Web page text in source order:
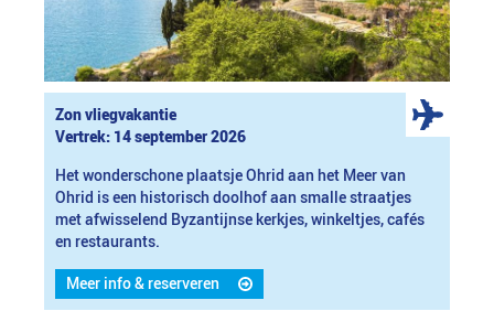
Zon vliegvakantie
Vertrek: 14 september 2026
Het wonderschone plaatsje Ohrid aan het Meer van
Ohrid is een historisch doolhof aan smalle straatjes
met afwisselend Byzantijnse kerkjes, winkeltjes, cafés
en restaurants.
Meer info & reserveren